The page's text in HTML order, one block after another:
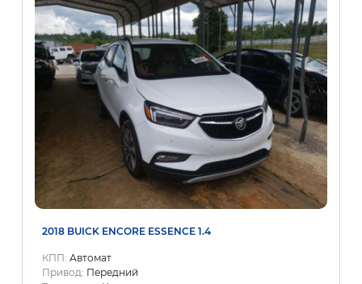
2018 BUICK ENCORE ESSENCE 1.4
КПП: Автомат
Привод: Передний